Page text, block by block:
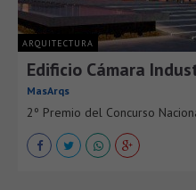
ARQUITECTURA
Edificio Cámara
MasArqs
2º Premio del Concurso